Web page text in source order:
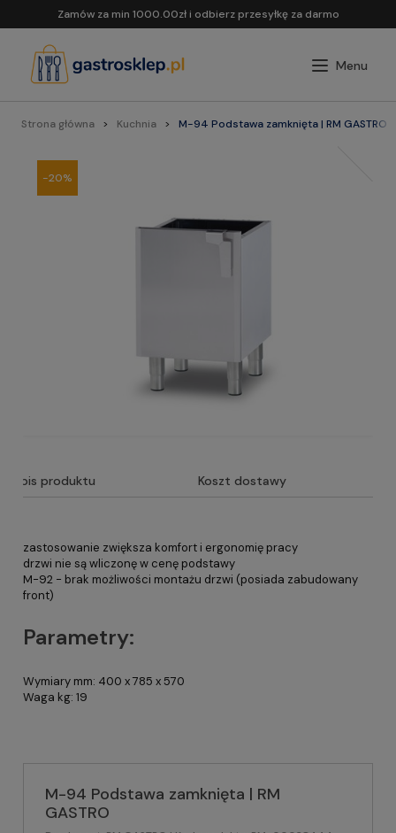
Zamów za min 1000.00zł i odbierz przesyłkę za darmo
Strona główna Kuchnia M-94 Podstawa zamknięta | RM GASTRO
-20%
Opis produktu Koszt dostawy
zastosowanie zwiększa komfort i ergonomię pracy
drzwi nie są wliczonę w cenę podstawy
M-92 - brak możliwości montażu drzwi (posiada zabudowany
front)
Parametry:
Wymiary mm: 400 x 785 x 570
Waga kg: 19
M-94 Podstawa zamknięta | RM
GASTRO